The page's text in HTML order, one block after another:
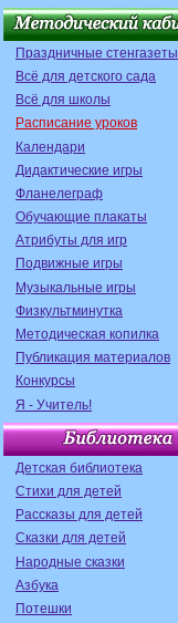
Праздничные стенгазеты
Всё для детского сада
Всё для школы
Расписание уроков
Календари
Дидактические игры
Фланелеграф
Обучающие плакаты
Атрибуты для игр
Подвижные игры
Музыкальные игры
Физкультминутка
Методическая копилка
Публикация материалов
Конкурсы
Я - Учитель!
Детская библиотека
Стихи для детей
Рассказы для детей
Сказки для детей
Народные сказки
Азбука
Потешки